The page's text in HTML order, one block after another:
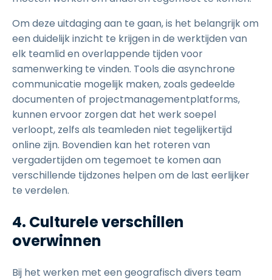
Om deze uitdaging aan te gaan, is het belangrijk om
een duidelijk inzicht te krijgen in de werktijden van
elk teamlid en overlappende tijden voor
samenwerking te vinden. Tools die asynchrone
communicatie mogelijk maken, zoals gedeelde
documenten of projectmanagementplatforms,
kunnen ervoor zorgen dat het werk soepel
verloopt, zelfs als teamleden niet tegelijkertijd
online zijn. Bovendien kan het roteren van
vergadertijden om tegemoet te komen aan
verschillende tijdzones helpen om de last eerlijker
te verdelen.
4. Culturele verschillen
overwinnen
Bij het werken met een geografisch divers team